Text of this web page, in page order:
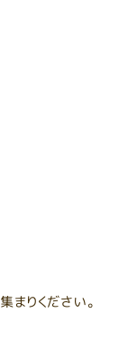
りください。